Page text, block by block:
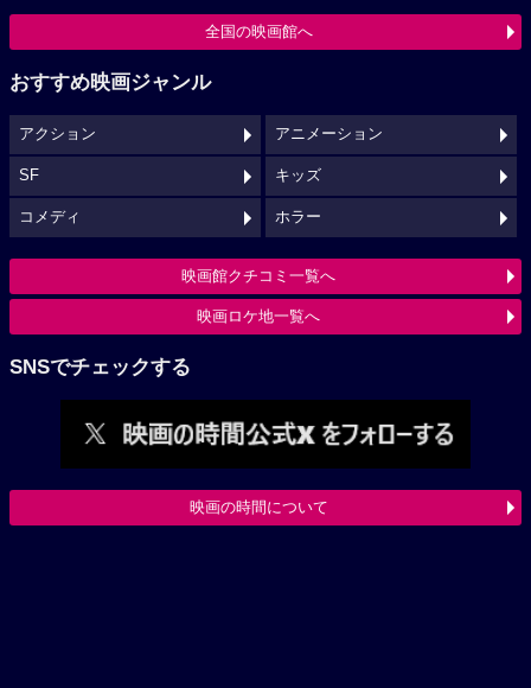
全国の映画館へ
おすすめ映画ジャンル
アクション アニメーション
SF キッズ
コメディ ホラー
映画館クチコミ一覧へ
映画ロケ地一覧へ
SNSでチェックする
映画の時間について